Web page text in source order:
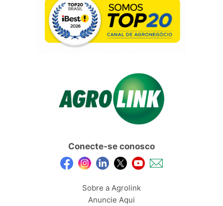
Conecte-se conosco
Sobre a Agrolink
Anuncie Aqui